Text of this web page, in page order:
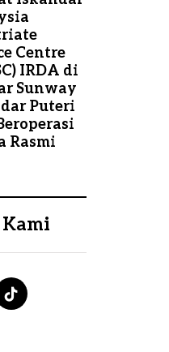
Centre
IRDA di
Sunway
Puteri
Rasmi